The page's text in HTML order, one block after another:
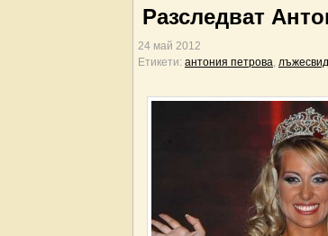
Разследват
24 май 2012
Етикети: антония петрова,